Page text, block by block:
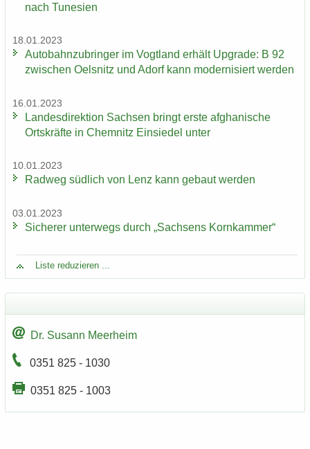
nach Tu­ne­si­en
18.01.2023
Au­to­bahn­zu­brin­ger im Vogt­land er­hält Up­grade: B 92
zwi­schen Oels­nitz und Adorf kann mo­der­ni­siert wer­den
16.01.2023
Lan­des­di­rek­ti­on Sach­sen bringt erste af­gha­ni­sche
Orts­kräf­te in Chem­nitz Ein­sie­del unter
10.01.2023
Rad­weg süd­lich von Lenz kann ge­baut wer­den
03.01.2023
Si­che­rer un­ter­wegs durch „Sach­sens Korn­kam­mer“
Liste re­du­zie­ren ...
Dr. Su­sann Meer­heim
0351 825 - 1030
0351 825 - 1003